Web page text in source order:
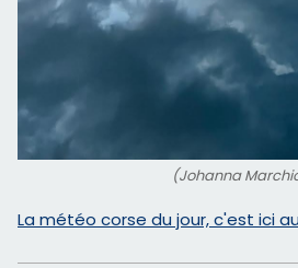
(Johanna
La météo corse du jour, c'est ici